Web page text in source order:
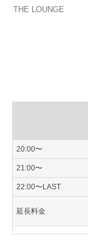
THE LOUNGE
20:00〜
21:00〜
22:00〜LAST
延長料金